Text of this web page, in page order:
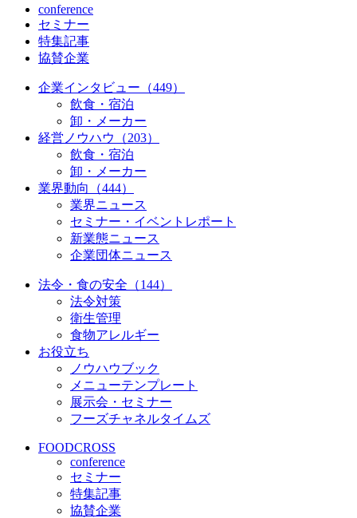
conference
セミナー
特集記事
協賛企業
企業インタビュー（449）
飲食・宿泊
卸・メーカー
経営ノウハウ（203）
飲食・宿泊
卸・メーカー
業界動向（444）
業界ニュース
セミナー・イベントレポート
新業態ニュース
企業団体ニュース
法令・食の安全（144）
法令対策
衛生管理
食物アレルギー
お役立ち
ノウハウブック
メニューテンプレート
展示会・セミナー
フーズチャネルタイムズ
FOODCROSS
conference
セミナー
特集記事
協賛企業